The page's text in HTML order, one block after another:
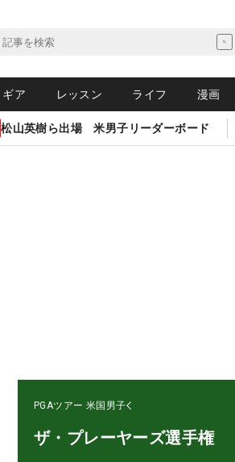
ギア レッスン ライフ 漫画
松山英樹ら出場 米男子リーダーボード
PGAツアー 米国男子
ザ・プレーヤーズ選手権